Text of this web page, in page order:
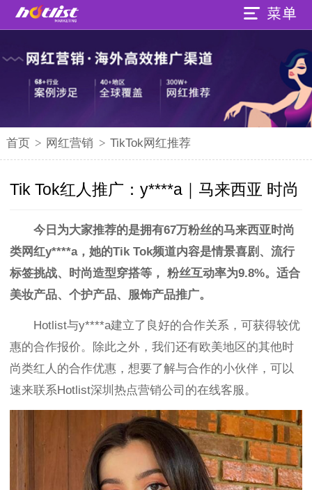
首页 > 网红营销 > TikTok网红推荐
Tik Tok红人推广：y****a｜马来西亚 时尚
今日为大家推荐的是拥有67万粉丝的马来西亚时尚
类网红y****a，她的Tik Tok频道内容是情景喜剧、流行
标签挑战、时尚造型穿搭等， 粉丝互动率为9.8%。 适合
美妆产品、个护产品、服饰产品推广。
Hotlist与y****a建立了良好的合作关系，可获得较优
惠的合作报价。除此之外，我们还有欧美地区的其他时
尚类红人的合作优惠，想要了解与合作的小伙伴，可以
速来联系Hotlist深圳热点营销公司的在线客服。